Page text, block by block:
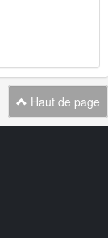
Haut de page